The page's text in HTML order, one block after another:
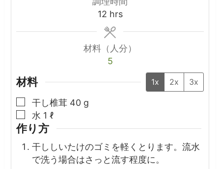
12hours
hrs
材料（人分）
5
材料 1x 2x 3x
▢
干し椎茸 40 g
▢
水 1 ℓ
作り方
干ししいたけのゴミを軽くとります。流水
で洗う場合はさっと流す程度に。